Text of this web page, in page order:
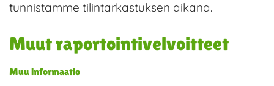
tunnistamme tilintarkastuksen aikana.
Muut raportointivelvoitteet
Muu informaatio